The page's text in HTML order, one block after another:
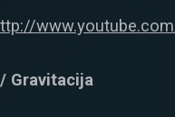
Gravitacija